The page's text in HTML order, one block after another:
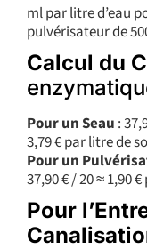
ml par litre d’eau
pulvérisateur de
Calcul du
Pour un Seau :
3,79 € par litre de
Pour un
37,90 € / 20 ≈ 1,90
Pour